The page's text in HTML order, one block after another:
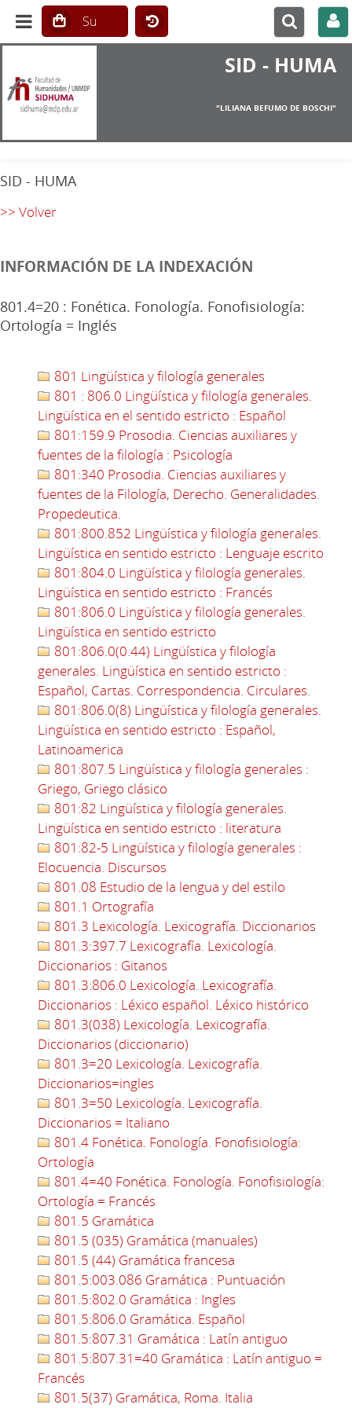
SID - HUMA
"LILIANA BEFUMO DE BOSCHI"
SID - HUMA
>> Volver
INFORMACIÓN DE LA INDEXACIÓN
801.4=20 : Fonética. Fonología. Fonofisiología:
Ortología = Inglés
801 Lingüística y filología generales
801 : 806.0 Lingüística y filología generales.
Lingüística en el sentido estricto : Español
801:159.9 Prosodia. Ciencias auxiliares y
fuentes de la filología : Psicología
801:340 Prosodia. Ciencias auxiliares y
fuentes de la Filología, Derecho. Generalidades.
Propedeutica.
801:800.852 Lingüística y filología generales.
Lingüística en sentido estricto : Lenguaje escrito
801:804.0 Lingüística y filología generales.
Lingüística en sentido estricto : Francés
801:806.0 Lingüística y filología generales.
Lingüística en sentido estricto
801:806.0(0.44) Lingüística y filología
generales. Lingüística en sentido estricto :
Español, Cartas. Correspondencia. Circulares.
801:806.0(8) Lingüística y filología generales.
Lingüística en sentido estricto : Español,
Latinoamerica
801:807.5 Lingüística y filología generales :
Griego, Griego clásico
801:82 Lingüística y filología generales.
Lingüística en sentido estricto : literatura
801:82-5 Lingüística y filología generales :
Elocuencia. Discursos
801.08 Estudio de la lengua y del estilo
801.1 Ortografía
801.3 Lexicología. Lexicografía. Diccionarios
801.3:397.7 Lexicografía. Lexicología.
Diccionarios : Gitanos
801.3:806.0 Lexicología. Lexicografía.
Diccionarios : Léxico español. Léxico histórico
801.3(038) Lexicología. Lexicografía.
Diccionarios (diccionario)
801.3=20 Lexicología. Lexicografía.
Diccionarios=ingles
801.3=50 Lexicología. Lexicografía.
Diccionarios = Italiano
801.4 Fonética. Fonología. Fonofisiología:
Ortología
801.4=40 Fonética. Fonología. Fonofisiología:
Ortología = Francés
801.5 Gramática
801.5 (035) Gramática (manuales)
801.5 (44) Gramática francesa
801.5:003.086 Gramática : Puntuación
801.5:802.0 Gramática : Ingles
801.5:806.0 Gramática. Español
801.5:807.31 Gramática : Latín antiguo
801.5:807.31=40 Gramática : Latín antiguo =
Francés
801.5(37) Gramática, Roma. Italia